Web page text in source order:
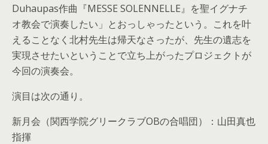
Duhaupas作曲『MESSE SOLENNELLE』を聖イグナチ
オ教会で演奏したい」とおっしゃったという。これを叶
えることなく北村先生は帰天なさったが、先生の遺志を
実現させたいということで立ち上がったプロジェクトが
今回の演奏会。
演目は次の通り。
新月会（関西学院グリークラブOBの合唱団）：山田真也
指揮